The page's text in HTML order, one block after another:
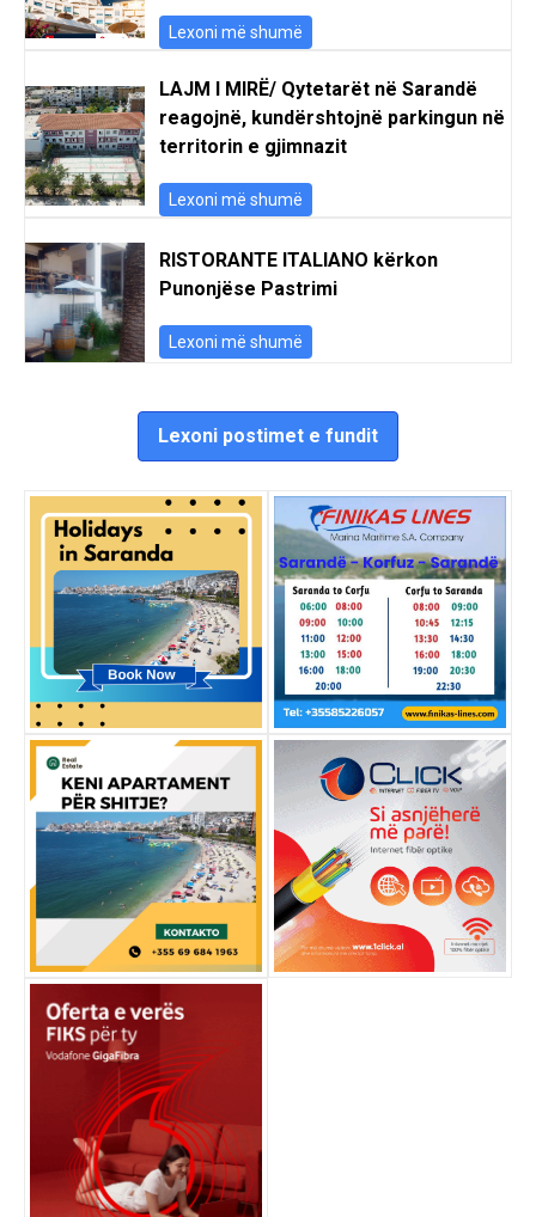
Lexoni më shumë
LAJM I MIRË/ Qytetarët në Sarandë
reagojnë, kundërshtojnë parkingun në
territorin e gjimnazit
Lexoni më shumë
RISTORANTE ITALIANO kërkon
Punonjëse Pastrimi
Lexoni më shumë
Lexoni postimet e fundit